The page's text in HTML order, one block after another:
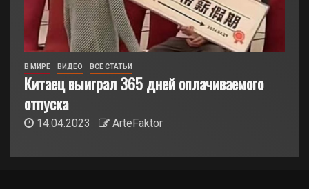
В МИРЕ ВИДЕО ВСЕ СТАТЬИ
Китаец выиграл 365 дней оплачиваемого
отпуска
14.04.2023 ArteFaktor